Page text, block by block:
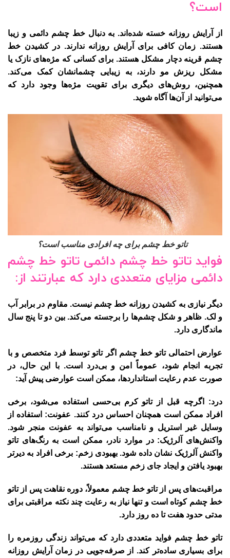
است؟
از آرایش روزانه خسته شده‌اند. به دنبال خط چشم دائمی و زیبا
هستند. زمان کافی برای آرایش روزانه ندارند. در کشیدن خط
چشم قرینه دچار مشکل هستند. برای کسانی که مژه‌های نازک یا
مشکل ریزش مو دارند، به زیبایی چشمانشان کمک می‌کند.
همچنین، روش‌های دیگری برای تقویت مژه‌ها وجود دارد که
می‌توانید از آن‌ها آگاه شوید.
تاتو خط چشم برای چه افرادی مناسب است؟
فواید تاتو خط چشم دائمی تاتو خط چشم
دائمی مزایای متعددی دارد که عبارتند از:
دیگر نیازی به کشیدن روزانه خط چشم نیست. مقاوم در برابر آب
و لک. ظاهر و شکل چشم‌ها را برجسته می‌کند. بین دو تا پنج سال
ماندگاری دارد.
عوارض احتمالی تاتو خط چشم اگر تاتو توسط فرد متخصص و با
تجربه انجام شود، عموماً امن و بی‌درد است. با این حال، در
صورت عدم رعایت استانداردها، ممکن است عوارضی پیش آید:
درد: اگرچه قبل از تاتو کرم بی‌حسی استفاده می‌شود، برخی
افراد ممکن است همچنان احساس درد کنند. عفونت: استفاده از
وسایل غیر استریل و نامناسب می‌تواند به عفونت منجر شود.
واکنش‌های آلرژیک: در موارد نادر، ممکن است به رنگ‌های تاتو
واکنش آلرژیک نشان داده شود. بهبودی زخم: برخی افراد به دیرتر
بهبود یافتن و ایجاد جای زخم مستعد هستند.
مراقبت‌های پس از تاتو خط چشم معمولاً، دوره نقاهت پس از تاتو
خط چشم کوتاه است و تنها نیاز به رعایت چند نکته مراقبتی برای
مدتی حدود هفت تا ده روز دارد.
تاتو خط چشم فواید متعددی دارد که می‌تواند زندگی روزمره را
برای بسیاری ساده‌تر کند. از صرفه‌جویی در زمان آرایش روزانه